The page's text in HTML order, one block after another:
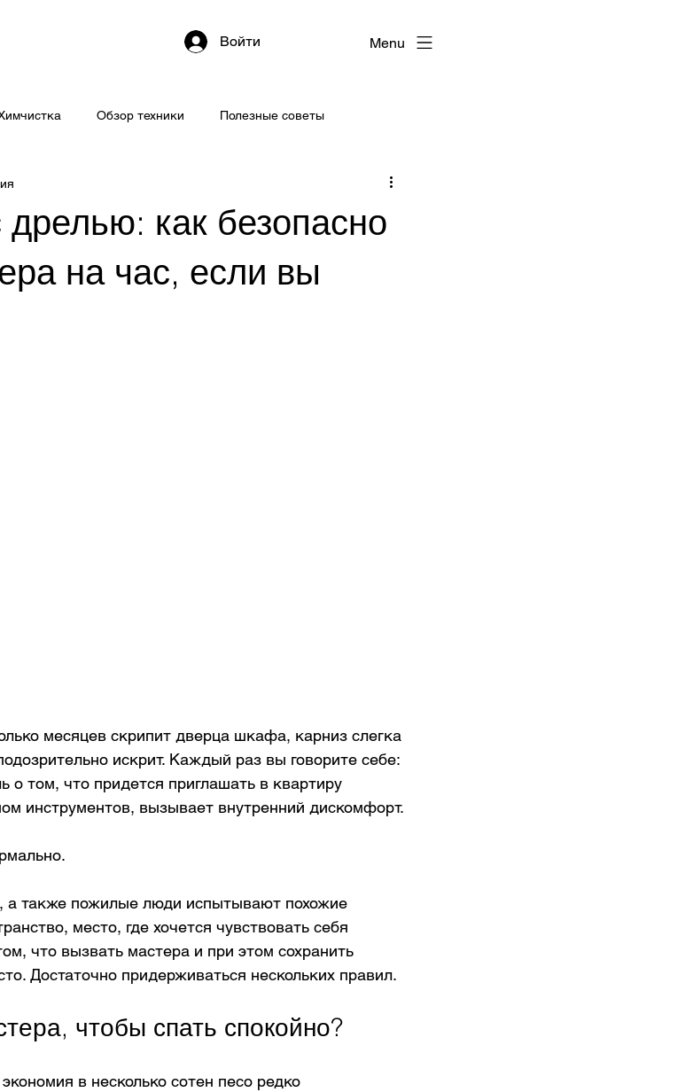
Войти Menu
Обзор техники Полезные советы
как безопасно
на час, если вы
месяцев скрипит дверца шкафа, карниз слегка
искрит. Каждый раз вы говорите себе:
о том, что придется приглашать в квартиру
инструментов, вызывает внутренний дискомфорт.
также пожилые люди испытывают похожие
место, где хочется чувствовать себя
что вызвать мастера и при этом сохранить
Достаточно придерживаться нескольких правил.
чтобы спать спокойно?
в несколько сотен песо редко